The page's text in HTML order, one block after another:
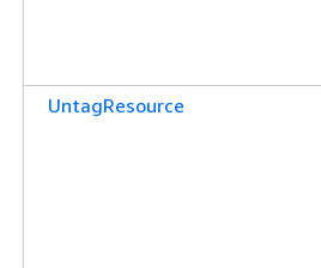
UntagResource